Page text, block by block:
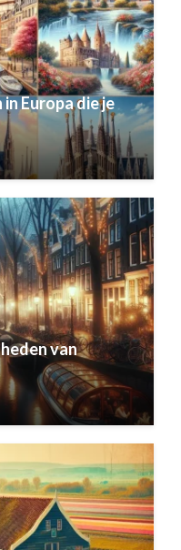
Europa die je
van